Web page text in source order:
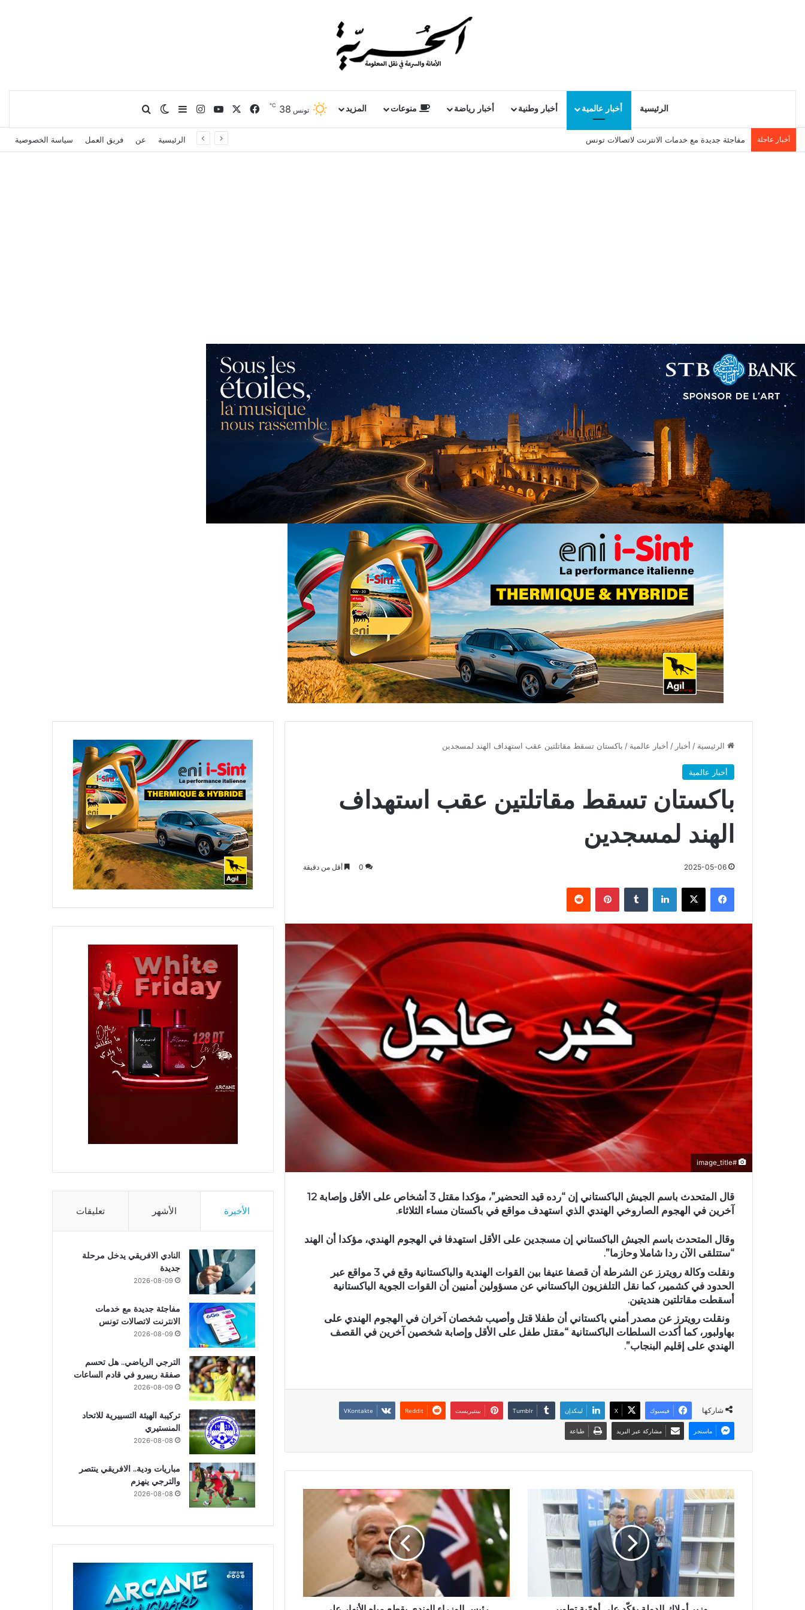
الرئيسية أخبار عالمية أخبار وطنية أخبار رياضة منوعات المزيد تونس 38
℃ فيسبوك يوتيوبانستقرامإضافة عمود جانبي
الوضع المظلم
بحث عن
أخبار عاجلة مفاجئة جديدة مع خدمات الانترنت لاتصالات تونس الرئيسية عن فريق العمل سياسة الخصوصية
الرئيسية / أخبار / أخبار عالمية / باكستان تسقط مقاتلتين عقب استهداف الهند لمسجدين
أخبار عالمية
باكستان تسقط مقاتلتين عقب استهداف
الهند لمسجدين
2025-05-06
0 أقل من دقيقة
فيسبوك X لينكدإن بينتيريست
#image_title
قال المتحدث باسم الجيش الباكستاني إن “رده قيد التحضير”، مؤكدا مقتل 3 أشخاص على الأقل وإصابة 12
آخرين في الهجوم الصاروخي الهندي الذي استهدف مواقع في باكستان مساء الثلاثاء.
وقال المتحدث باسم الجيش الباكستاني إن مسجدين على الأقل استهدفا في الهجوم الهندي، مؤكدا أن الهند
“ستتلقى الآن ردا شاملا وحازما”.
ونقلت وكالة رويترز عن الشرطة أن قصفا عنيفا بين القوات الهندية والباكستانية وقع في 3 مواقع عبر
الحدود في كشمير، كما نقل التلفزيون الباكستاني عن مسؤولين أمنيين أن القوات الجوية الباكستانية
أسقطت مقاتلتين هنديتين.
ونقلت رويترز عن مصدر أمني باكستاني أن طفلا قتل وأصيب شخصان آخران في الهجوم الهندي على
بهاولبور، كما أكدت السلطات الباكستانية “مقتل طفل على الأقل وإصابة شخصين آخرين في القصف
الهندي على إقليم البنجاب”.
شاركها فيسبوك X لينكدإن بينتيريست
ماسنجر مشاركة عبر البريد طباعة
الأخيرة الأشهر تعليقات
النادي الافريقي يدخل مرحلة
جديدة
2026-08-09
مفاجئة جديدة مع خدمات
الانترنت لاتصالات تونس
2026-08-09
الترجي الرياضي.. هل تحسم
صفقة ريبيرو في قادم الساعات
2026-08-09
تركيبة الهيئة التسييرية للاتحاد
المنستيري
2026-08-08
مباريات ودية.. الافريقي ينتصر
والترجي ينهزم
2026-08-08